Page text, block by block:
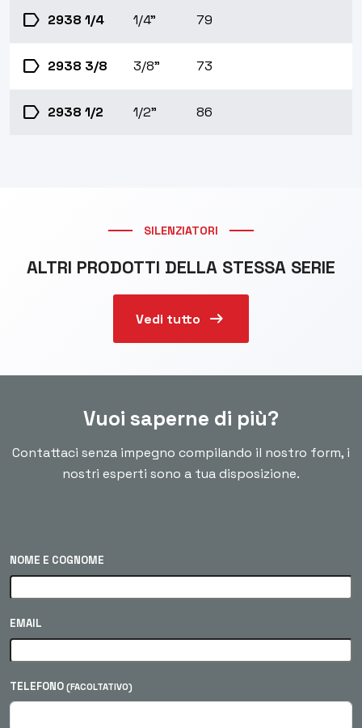
label 2938 1/4 1/4" 79
label 2938 3/8 3/8" 73
label 2938 1/2 1/2" 86
SILENZIATORI
ALTRI PRODOTTI DELLA STESSA SERIE
Vedi tutto arrow_right_alt
Vuoi saperne di più?
Contattaci senza impegno compilando il nostro form, i
nostri esperti sono a tua disposizione.
NOME E COGNOME
EMAIL
TELEFONO (FACOLTATIVO)